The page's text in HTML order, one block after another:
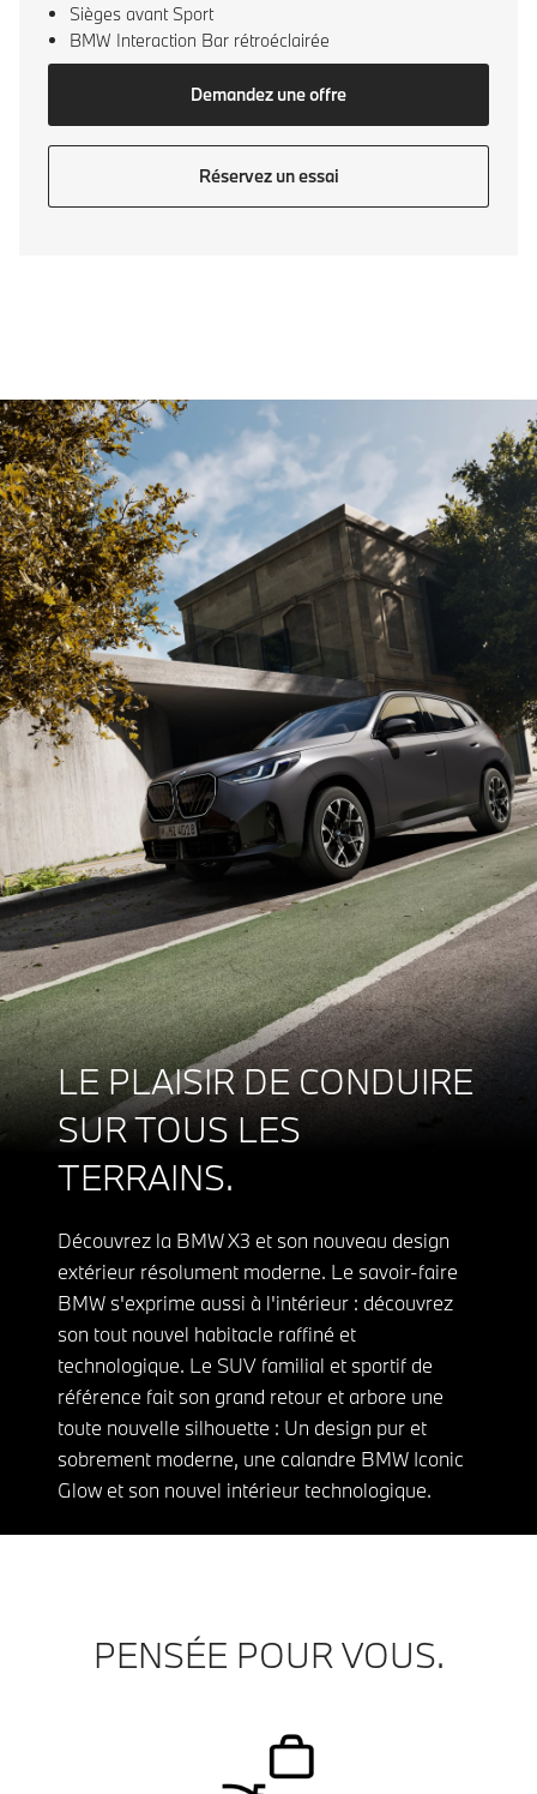
Sièges avant Sport
BMW Interaction Bar rétroéclairée
Demandez une offre
Réservez un essai
LE PLAISIR DE CONDUIRE
SUR TOUS LES
TERRAINS.
Découvrez la BMW X3 et son nouveau design
extérieur résolument moderne. Le savoir-faire
BMW s'exprime aussi à l'intérieur : découvrez
son tout nouvel habitacle raffiné et
technologique. Le SUV familial et sportif de
référence fait son grand retour et arbore une
toute nouvelle silhouette : Un design pur et
sobrement moderne, une calandre BMW Iconic
Glow et son nouvel intérieur technologique.
PENSÉE POUR VOUS.